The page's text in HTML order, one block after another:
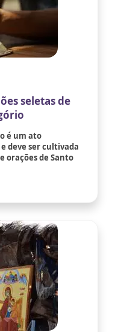
seletas de
é um ato
deve ser cultivada
orações de Santo